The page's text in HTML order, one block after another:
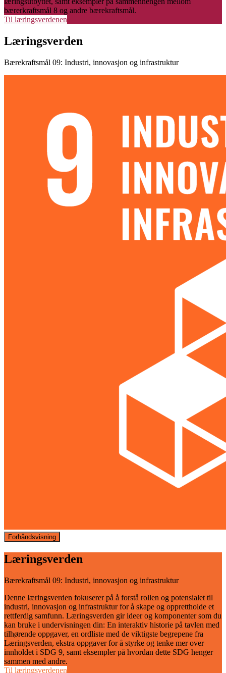
bærerkraftsmål 8 og andre bærekraftsmål.
Til læringsverdenen
Læringsverden
Bærekraftsmål 09: Industri, innovasjon og infrastruktur
Forhåndsvisning
Læringsverden
Bærekraftsmål 09: Industri, innovasjon og infrastruktur
Denne læringsverden fokuserer på å forstå rollen og potensialet til
industri, innovasjon og infrastruktur for å skape og opprettholde et
rettferdig samfunn. Læringsverden gir ideer og komponenter som du
kan bruke i undervisningen din: En interaktiv historie på tavlen med
tilhørende oppgaver, en ordliste med de viktigste begrepene fra
Læringsverden, ekstra oppgaver for å styrke og tenke mer over
innholdet i SDG 9, samt eksempler på hvordan dette SDG henger
sammen med andre.
Til læringsverdenen